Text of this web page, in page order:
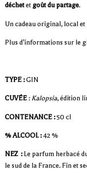
déchetet goût du partage.
Un cadeau original, local
Plus d’informations sur le
TYPE :GIN
CUVÉE: Kalopsia, édition
CONTENANCE :50 cl
% ALCOOL :42 %
NEZ :Le parfum herbacé
le sud de la France. Fin et